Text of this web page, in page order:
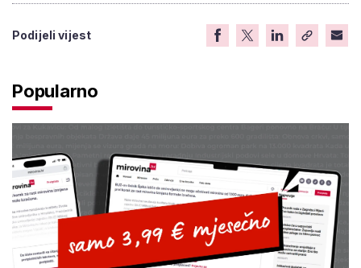
Podijeli vijest
Popularno